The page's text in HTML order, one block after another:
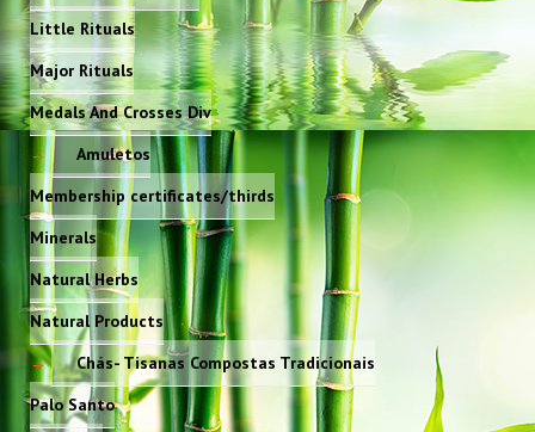
Little Rituals
Major Rituals
Medals And Crosses Div
Amuletos
Membership certificates/thirds
Minerals
Natural Herbs
Natural Products
Chás- Tisanas Compostas Tradicionais
Palo Santo